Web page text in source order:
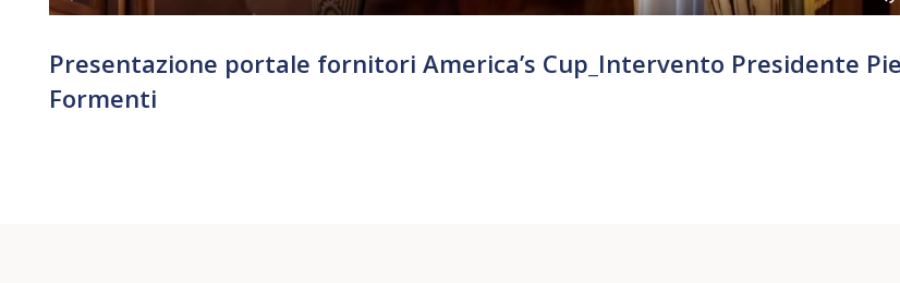
Presentazione portale fornitori America’s Cup_Intervento Presidente
Formenti